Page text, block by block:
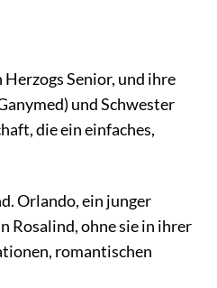
Senior, und ihre
und Schwester
die ein einfaches,
Orlando, ein junger
Rosalind, ohne sie in ihrer
romantischen